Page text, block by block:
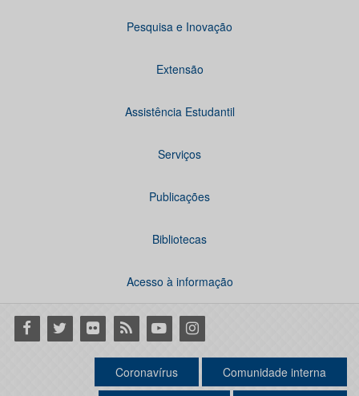
Pesquisa e Inovação
Extensão
Assistência Estudantil
Serviços
Publicações
Bibliotecas
Acesso à informação
Facebook
Twitter Flickr RSS YoutubeInstagram
Coronavírus Comunidade interna